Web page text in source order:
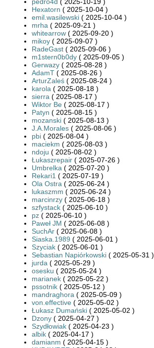
Hexatorn ( 2025-10-04 )
emil.wasilewski ( 2025-10-04 )
mrha ( 2025-09-21 )
whitearrow ( 2025-09-20 )
mikoy ( 2025-09-07 )
RadeGast ( 2025-09-06 )
m1stern0b0dy ( 2025-09-05 )
Gerwazy ( 2025-08-28 )
AdamT ( 2025-08-26 )
ArturZaleś ( 2025-08-24 )
karola ( 2025-08-18 )
sierra ( 2025-08-17 )
Wiktor Be ( 2025-08-17 )
Patyn ( 2025-08-15 )
mozanski ( 2025-08-13 )
J.A.Morales ( 2025-08-06 )
pbi ( 2025-08-04 )
maciekm ( 2025-08-03 )
ndoju ( 2025-08-02 )
Łukaszrepair ( 2025-07-26 )
Umbrelka ( 2025-07-20 )
Rekari1 ( 2025-07-19 )
Ola Ostra ( 2025-06-24 )
lukaszmm ( 2025-06-24 )
marcinrzy ( 2025-06-18 )
szfystack ( 2025-06-10 )
pz ( 2025-06-10 )
Paweł JM ( 2025-06-08 )
SuchAr ( 2025-06-08 )
Siaska.1989 ( 2025-06-01 )
Szyciak ( 2025-06-01 )
Sebastian Napiórkowski ( 2025-05-31 )
jurda ( 2025-05-29 )
osesku ( 2025-05-24 )
marianek ( 2025-05-22 )
pssotnik ( 2025-05-12 )
mandraghora ( 2025-05-09 )
von.effective ( 2025-05-02 )
Łukasz Dumański ( 2025-05-02 )
Dzony ( 2025-04-27 )
Szydłowiak ( 2025-04-23 )
albik ( 2025-04-17 )
damianm ( 2025-04-15 )